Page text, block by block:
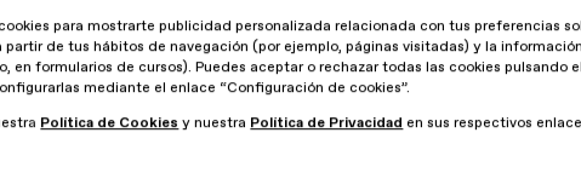
cosas es lacreación de relaciones. De las relaciones
incluso a ti. Cuando tratas con una empresa tienes
que hay que alimentar.
para mostrarte publicidad personalizada relacionada con tus preferencias
partir de tus hábitos de navegación (por ejemplo, páginas visitadas) y la
en formularios de cursos). Puedes aceptar o rechazar todas las cookies pulsando
mediante el enlace “Configuración de cookies”.
Política de Cookies y nuestra Política de Privacidad en sus respectivos